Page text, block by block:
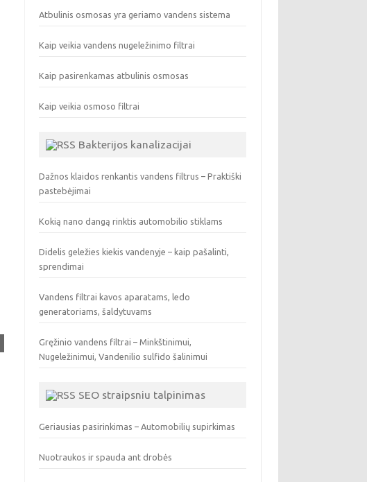
Atbulinis osmosas yra geriamo vandens sistema
Kaip veikia vandens nugeležinimo filtrai
Kaip pasirenkamas atbulinis osmosas
Kaip veikia osmoso filtrai
Bakterijos kanalizacijai
Dažnos klaidos renkantis vandens filtrus – Praktiški
pastebėjimai
Kokią nano dangą rinktis automobilio stiklams
Didelis geležies kiekis vandenyje – kaip pašalinti,
sprendimai
Vandens filtrai kavos aparatams, ledo
generatoriams, šaldytuvams
Gręžinio vandens filtrai – Minkštinimui,
Nugeležinimui, Vandenilio sulfido šalinimui
SEO straipsniu talpinimas
Geriausias pasirinkimas – Automobilių supirkimas
Nuotraukos ir spauda ant drobės